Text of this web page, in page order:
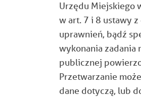
Urzędu Miejskiego
w art. 7 i 8 ustawy
uprawnień, bądź
wykonania zadania
publicznej
Przetwarzanie
dane dotyczą, lub